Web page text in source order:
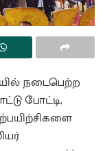
நடைபெற்ற
போட்டி,